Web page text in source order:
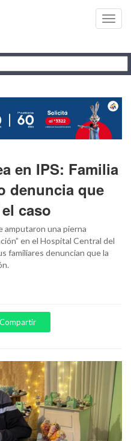
en IPS: Familia
denuncia que
caso
amputaron una pierna
en el Hospital Central del
familiares denuncian que la
Compartir